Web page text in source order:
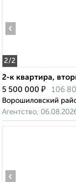
2/2
‹
2-к квартира,
5 500 000 ₽ 106
Ворошиловский
Агентство,
‹